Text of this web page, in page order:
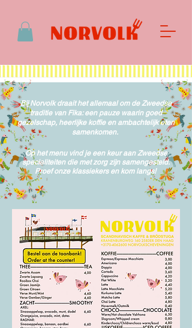
​Bij Norvolk draait het allemaal om de Zweedse
traditie van Fika: een pauze waarin goed
gezelschap, heerlijke koffie en ambachtelijk eten
samenkomen.
Op het menu vind je een keur aan Zweedse
specialiteiten die met zorg zijn samengesteld.
Proef onze klassiekers en kom langs!